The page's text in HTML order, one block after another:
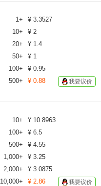
1+ ¥ 3.3527
10+ ¥ 2
20+ ¥ 1.4
50+ ¥ 1
100+ ¥ 0.95
500+ ¥ 0.88 我要议价
10+ ¥ 10.8963
100+ ¥ 6.5
500+ ¥ 4.55
1,000+ ¥ 3.25
2,000+ ¥ 3.0875
10,000+ ¥ 2.86 我要议价